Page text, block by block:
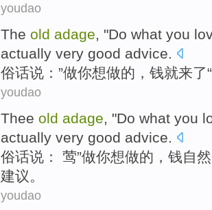
youdao
The old adage, "Do what you
actually very good advice.
俗话说 ：”做你想做的， 钱就来了
youdao
Thee old adage , "Do what you
actually very good advice
俗话说： 莺”做你想做的， 钱自然
建议。
youdao